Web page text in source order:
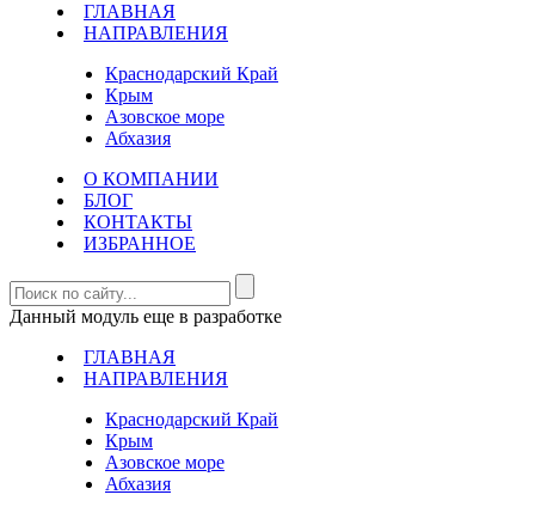
ГЛАВНАЯ
НАПРАВЛЕНИЯ
Краснодарский Край
Крым
Азовское море
Абхазия
О КОМПАНИИ
БЛОГ
КОНТАКТЫ
ИЗБРАННОЕ
Данный модуль еще в разработке
ГЛАВНАЯ
НАПРАВЛЕНИЯ
Краснодарский Край
Крым
Азовское море
Абхазия